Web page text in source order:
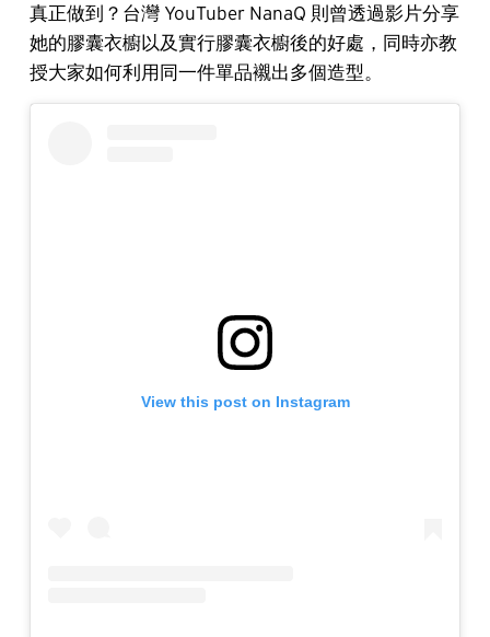
真正做到？台灣 YouTuber NanaQ 則曾透過影片分享
她的膠囊衣櫥以及實行膠囊衣櫥後的好處，同時亦教
授大家如何利用同一件單品襯出多個造型。
View this post on Instagram